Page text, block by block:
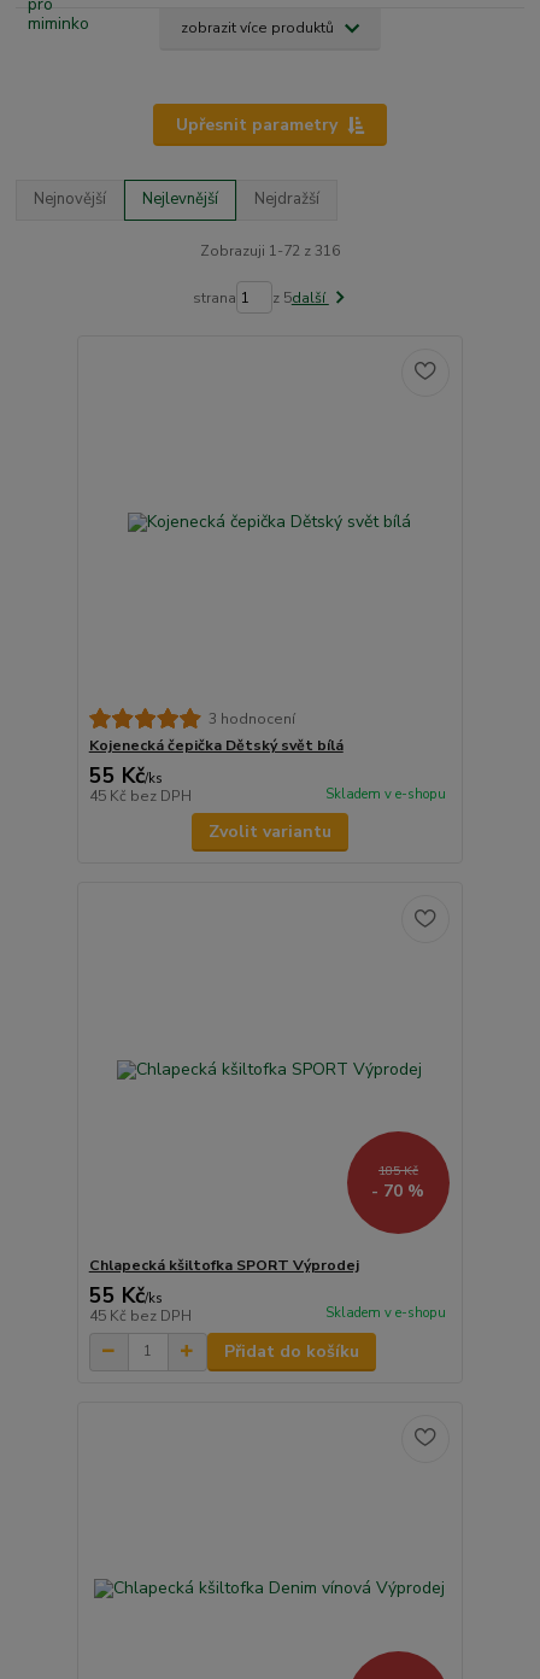
zobrazit více produktů
Upřesnit parametry
Nejnovější Nejlevnější Nejdražší
Zobrazuji 1-72 z 316
strana z 5další
3 hodnocení
Kojenecká čepička Dětský svět bílá
55 Kč/ks
45 Kč bez DPH Skladem v e-shopu
Zvolit variantu
185 Kč
- 70 %
Chlapecká kšiltofka SPORT Výprodej
55 Kč/ks
45 Kč bez DPH Skladem v e-shopu
Přidat do košíku